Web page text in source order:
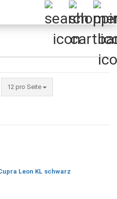
12 pro Seite
pro Seite